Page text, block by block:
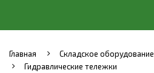
Главная
Складское оборудование
Гидравлические тележки